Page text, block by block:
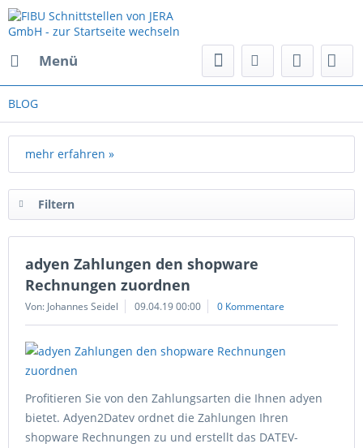
Menü
BLOG
mehr erfahren »
Filtern
adyen Zahlungen den shopware
Rechnungen zuordnen
Von: Johannes Seidel 09.04.19 00:00 0 Kommentare
Profitieren Sie von den Zahlungsarten die Ihnen adyen
bietet. Adyen2Datev ordnet die Zahlungen Ihren
shopware Rechnungen zu und erstellt das DATEV-